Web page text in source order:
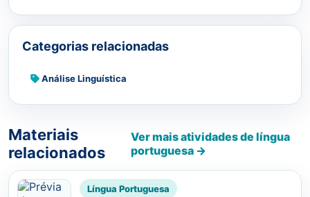
Categorias relacionadas
Análise Linguística
Materiais
relacionados
Ver mais atividades de língua
portuguesa →
Língua Portuguesa